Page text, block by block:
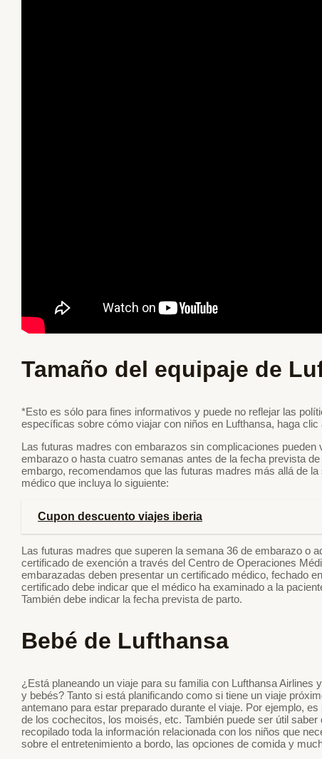
Tamaño del equipaje de
*Esto es sólo para fines informativos y puede no reflejar las
específicas sobre cómo viajar con niños en Lufthansa, haga
Las futuras madres con embarazos sin complicaciones
embarazo o hasta cuatro semanas antes de la fecha prevista
embargo, recomendamos que las futuras madres más allá de
médico que incluya lo siguiente:
Cupon descuento viajes iberia
Las futuras madres que superen la semana 36 de embarazo o
certificado de exención a través del Centro de Operaciones
embarazadas deben presentar un certificado médico, fechado
certificado debe indicar que el médico ha examinado a la
También debe indicar la fecha prevista de parto.
Bebé de Lufthansa
¿Está planeando un viaje para su familia con Lufthansa
y bebés? Tanto si está planificando como si tiene un viaje
antemano para estar preparado durante el viaje. Por ejemplo,
de los cochecitos, los moisés, etc. También puede ser útil
recopilado toda la información relacionada con los niños que
sobre el entretenimiento a bordo, las opciones de comida y